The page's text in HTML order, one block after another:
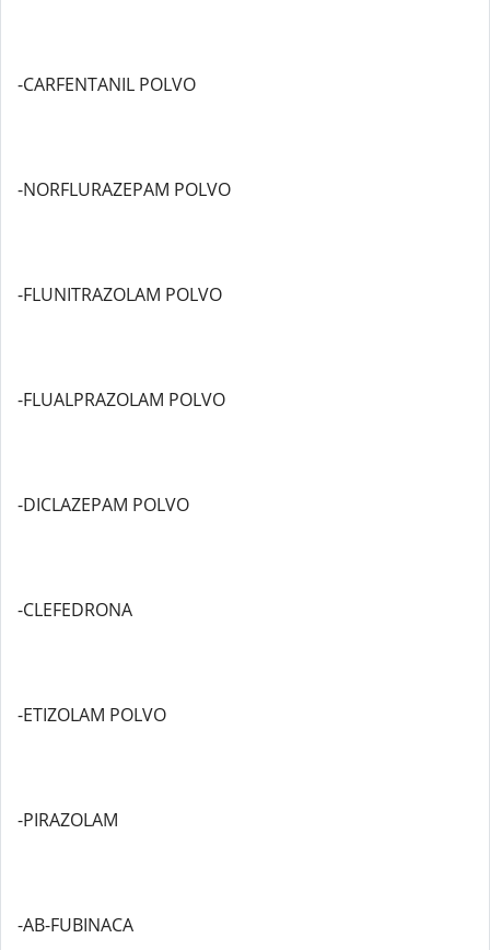
-CARFENTANIL POLVO
-NORFLURAZEPAM POLVO
-FLUNITRAZOLAM POLVO
-FLUALPRAZOLAM POLVO
-DICLAZEPAM POLVO
-CLEFEDRONA
-ETIZOLAM POLVO
-PIRAZOLAM
-AB-FUBINACA